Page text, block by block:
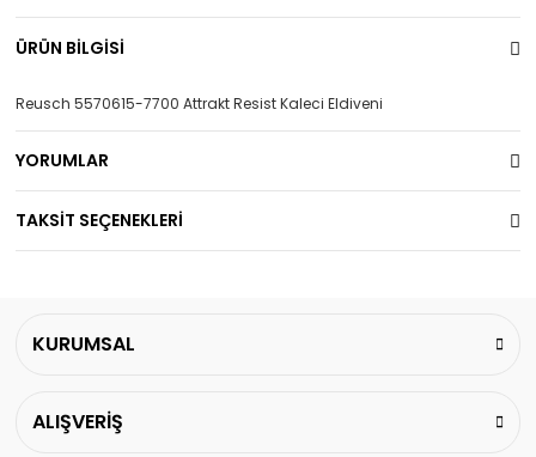
ÜRÜN BİLGİSİ
Reusch 5570615-7700 Attrakt Resist Kaleci Eldiveni
YORUMLAR
TAKSİT SEÇENEKLERİ
KURUMSAL
ALIŞVERİŞ